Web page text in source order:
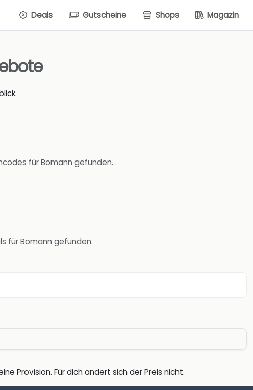
Deals Gutscheine Shops Magazin
für Bomann gefunden.
für Bomann gefunden.
Provision. Für dich ändert sich der Preis nicht.